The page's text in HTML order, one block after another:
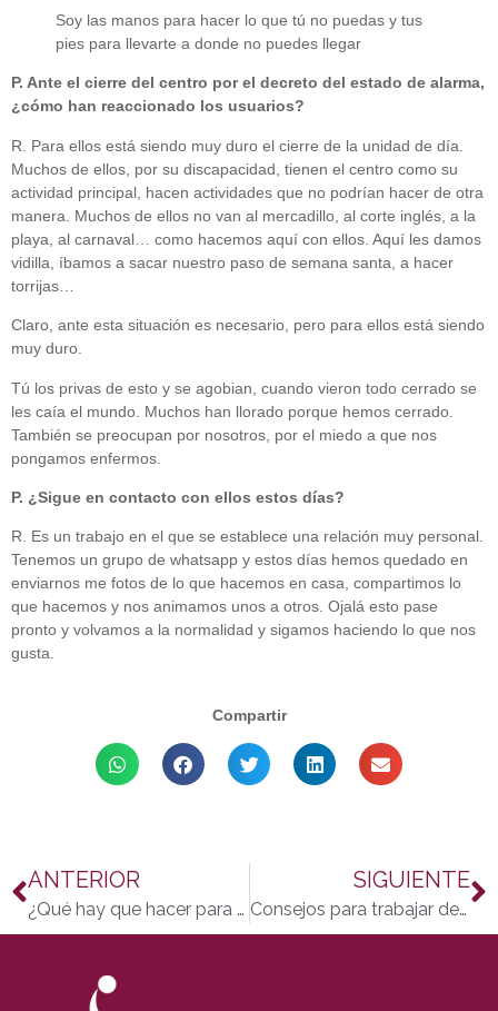
Soy las manos para hacer lo que tú no puedas y tus
pies para llevarte a donde no puedes llegar
P. Ante el cierre del centro por el decreto del estado de alarma,
¿cómo han reaccionado los usuarios?
R. Para ellos está siendo muy duro el cierre de la unidad de día.
Muchos de ellos, por su discapacidad, tienen el centro como su
actividad principal, hacen actividades que no podrían hacer de otra
manera. Muchos de ellos no van al mercadillo, al corte inglés, a la
playa, al carnaval… como hacemos aquí con ellos. Aquí les damos
vidilla, íbamos a sacar nuestro paso de semana santa, a hacer
torrijas…
Claro, ante esta situación es necesario, pero para ellos está siendo
muy duro.
Tú los privas de esto y se agobian, cuando vieron todo cerrado se
les caía el mundo. Muchos han llorado porque hemos cerrado.
También se preocupan por nosotros, por el miedo a que nos
pongamos enfermos.
P. ¿Sigue en contacto con ellos estos días?
R. Es un trabajo en el que se establece una relación muy personal.
Tenemos un grupo de whatsapp y estos días hemos quedado en
enviarnos me fotos de lo que hacemos en casa, compartimos lo
que hacemos y nos animamos unos a otros. Ojalá esto pase
pronto y volvamos a la normalidad y sigamos haciendo lo que nos
gusta.
Compartir
ANTERIOR
¿Qué hay que hacer para combatir el coronavirus?
SIGUIENTE
Consejos para trabajar desde casa